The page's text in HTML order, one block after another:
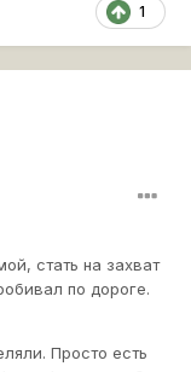
1
стать на захват
по дороге.
Просто есть